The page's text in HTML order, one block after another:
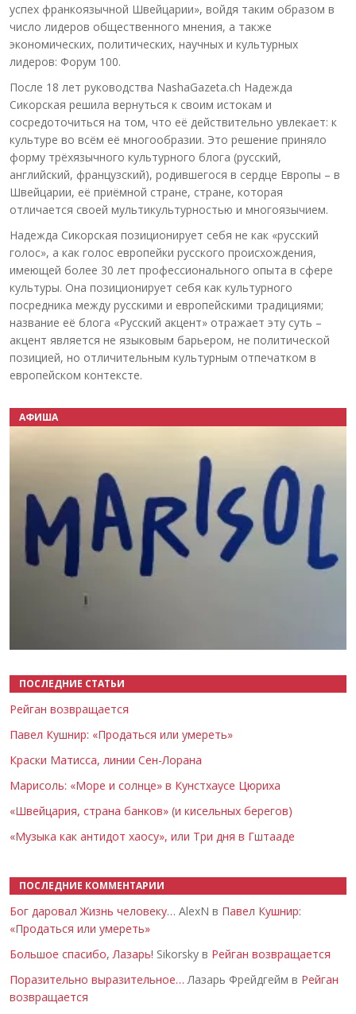
успех франкоязычной Швейцарии», войдя таким образом в
число лидеров общественного мнения, а также
экономических, политических, научных и культурных
лидеров: Форум 100.
После 18 лет руководства NashaGazeta.ch Надежда
Сикорская решила вернуться к своим истокам и
сосредоточиться на том, что её действительно увлекает: к
культуре во всём её многообразии. Это решение приняло
форму трёхязычного культурного блога (русский,
английский, французский), родившегося в сердце Европы – в
Швейцарии, её приёмной стране, стране, которая
отличается своей мультикультурностью и многоязычием.
Надежда Сикорская позиционирует себя не как «русский
голос», а как голос европейки русского происхождения,
имеющей более 30 лет профессионального опыта в сфере
культуры. Она позиционирует себя как культурного
посредника между русскими и европейскими традициями;
название её блога «Русский акцент» отражает эту суть –
акцент является не языковым барьером, не политической
позицией, но отличительным культурным отпечатком в
европейском контексте.
АФИША
ПОСЛЕДНИЕ СТАТЬИ
Рейган возвращается
Павел Кушнир: «Продаться или умереть»
Краски Матисса, линии Сен-Лорана
Марисоль: «Море и солнце» в Кунстхаусе Цюриха
«Швейцария, страна банков» (и кисельных берегов)
«Музыка как антидот хаосу», или Три дня в Гштааде
ПОСЛЕДНИЕ КОММЕНТАРИИ
Бог даровал Жизнь человеку… AlexN в Павел Кушнир:
«Продаться или умереть»
Большое спасибо, Лазарь! Sikorsky в Рейган возвращается
Поразительно выразительное… Лазарь Фрейдгейм в Рейган
возвращается